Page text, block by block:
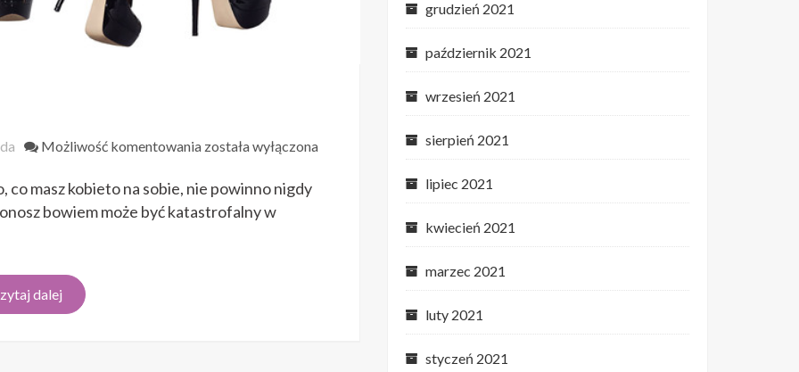
Możliwość komentowania Bielizna
Ciebie
została wyłączona
co masz kobieto na sobie, nie powinno nigdy
bowiem może być katastrofalny w
dalej
grudzień 2021
październik 2021
wrzesień 2021
sierpień 2021
lipiec 2021
kwiecień 2021
marzec 2021
luty 2021
styczeń 2021